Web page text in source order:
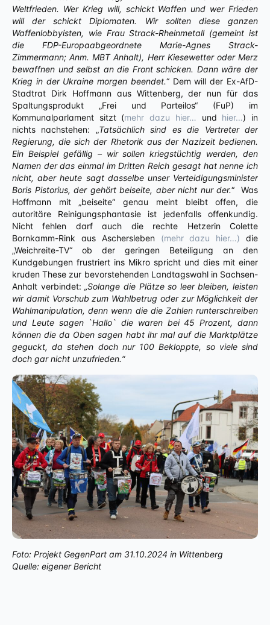
Weltfrieden. Wer Krieg will, schickt Waffen und wer Frieden
will der schickt Diplomaten. Wir sollten diese ganzen
Waffenlobbyisten, wie Frau Strack-Rheinmetall (gemeint ist
die FDP-Europaabgeordnete Marie-Agnes Strack-
Zimmermann; Anm. MBT Anhalt), Herr Kiesewetter oder Merz
bewaffnen und selbst an die Front schicken. Dann wäre der
Krieg in der Ukraine morgen beendet.“ Dem will der Ex-AfD-
Stadtrat Dirk Hoffmann aus Wittenberg, der nun für das
Spaltungsprodukt „Frei und Parteilos“ (FuP) im
Kommunalparlament sitzt (mehr dazu hier… und hier…) in
nichts nachstehen: „Tatsächlich sind es die Vertreter der
Regierung, die sich der Rhetorik aus der Nazizeit bedienen.
Ein Beispiel gefällig – wir sollen kriegstüchtig werden, den
Namen der das einmal im Dritten Reich gesagt hat nenne ich
nicht, aber heute sagt dasselbe unser Verteidigungsminister
Boris Pistorius, der gehört beiseite, aber nicht nur der.“ Was
Hoffmann mit „beiseite“ genau meint bleibt offen, die
autoritäre Reinigungsphantasie ist jedenfalls offenkundig.
Nicht fehlen darf auch die rechte Hetzerin Colette
Bornkamm-Rink aus Aschersleben (mehr dazu hier…) die
„Weichreite-TV“ ob der geringen Beteiligung an den
Kundgebungen frustriert ins Mikro spricht und dies mit einer
kruden These zur bevorstehenden Landtagswahl in Sachsen-
Anhalt verbindet:„Solange die Plätze so leer bleiben, leisten
wir damit Vorschub zum Wahlbetrug oder zur Möglichkeit der
Wahlmanipulation, denn wenn die die Zahlen runterschreiben
und Leute sagen `Hallo` die waren bei 45 Prozent, dann
können die da Oben sagen habt ihr mal auf die Marktplätze
geguckt, da stehen doch nur 100 Bekloppte, so viele sind
doch gar nicht unzufrieden.“
Foto: Projekt GegenPart am 31.10.2024 in Wittenberg
Quelle: eigener Bericht